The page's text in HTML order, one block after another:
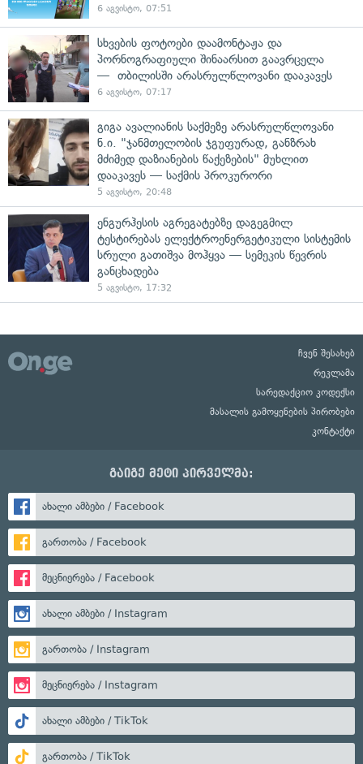
6 აგვისტო, 07:51
სხვების ფოტოები დაამონტაჟა და
პორნოგრაფიული შინაარსით გაავრცელა
— თბილისში არასრულწლოვანი დააკავეს
6 აგვისტო, 07:17
გიგა ავალიანის საქმეზე არასრულწლოვანი
ნ.ი. "ჯანმთელობის ჯგუფურად, განზრახ
მძიმედ დაზიანების წაქეზების" მუხლით
დააკავეს — საქმის პროკურორი
5 აგვისტო, 20:48
ენგურჰესის აგრეგატებზე დაგეგმილ
ტესტირებას ელექტროენერგეტიკული სისტემის
სრული გათიშვა მოჰყვა — სემეკის წევრის
განცხადება
5 აგვისტო, 17:32
ჩვენ შესახებ
რეკლამა
სარედაქციო კოდექსი
მასალის გამოყენების პირობები
კონტაქტი
გაიგე მეტი პირველმა:
ახალი ამბები / Facebook
გართობა / Facebook
მეცნიერება / Facebook
ახალი ამბები / Instagram
გართობა / Instagram
მეცნიერება / Instagram
ახალი ამბები / TikTok
გართობა / TikTok